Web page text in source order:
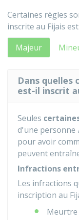
Certaines règles
inscrite au Fijais est
Majeur
Dans quelles
est-il inscrit
Seules
d'une personne
pour avoir
peuvent
Infractions
Les infractions
inscription au
Meurtre